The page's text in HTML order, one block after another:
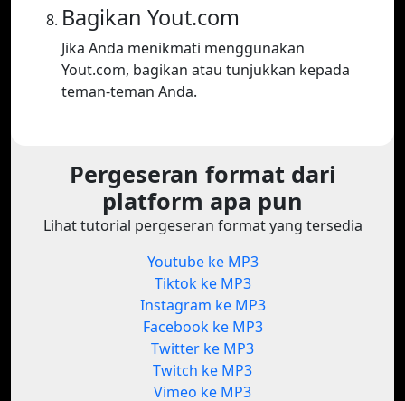
Bagikan Yout.com
Jika Anda menikmati menggunakan
Yout.com, bagikan atau tunjukkan kepada
teman-teman Anda.
Pergeseran format dari
platform apa pun
Lihat tutorial pergeseran format yang tersedia
Youtube ke MP3
Tiktok ke MP3
Instagram ke MP3
Facebook ke MP3
Twitter ke MP3
Twitch ke MP3
Vimeo ke MP3